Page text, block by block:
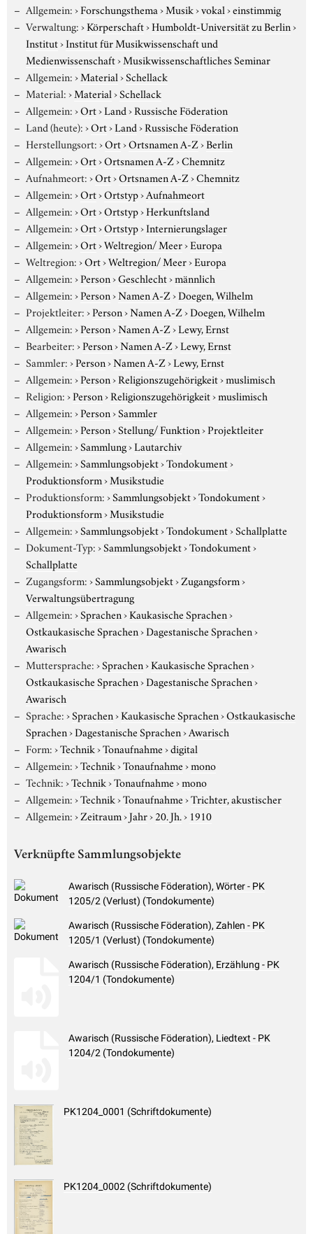
Allgemein:›Forschungsthema›Musik›vokal›einstimmig
Verwaltung:›Körperschaft›Humboldt-Universität zu Berlin›
Institut›Institut für Musikwissenschaft und
Medienwissenschaft›Musikwissenschaftliches Seminar
Allgemein:›Material›Schellack
Material:›Material›Schellack
Allgemein:›Ort›Land›Russische Föderation
Land (heute):›Ort›Land›Russische Föderation
Herstellungsort:›Ort›Ortsnamen A-Z›Berlin
Allgemein:›Ort›Ortsnamen A-Z›Chemnitz
Aufnahmeort:›Ort›Ortsnamen A-Z›Chemnitz
Allgemein:›Ort›Ortstyp›Aufnahmeort
Allgemein:›Ort›Ortstyp›Herkunftsland
Allgemein:›Ort›Ortstyp›Internierungslager
Allgemein:›Ort›Weltregion/ Meer›Europa
Weltregion:›Ort›Weltregion/ Meer›Europa
Allgemein:›Person›Geschlecht›männlich
Allgemein:›Person›Namen A-Z›Doegen, Wilhelm
Projektleiter:›Person›Namen A-Z›Doegen, Wilhelm
Allgemein:›Person›Namen A-Z›Lewy, Ernst
Bearbeiter:›Person›Namen A-Z›Lewy, Ernst
Sammler:›Person›Namen A-Z›Lewy, Ernst
Allgemein:›Person›Religionszugehörigkeit›muslimisch
Religion:›Person›Religionszugehörigkeit›muslimisch
Allgemein:›Person›Sammler
Allgemein:›Person›Stellung/ Funktion›Projektleiter
Allgemein:›Sammlung›Lautarchiv
Allgemein:›Sammlungsobjekt›Tondokument›
Produktionsform›Musikstudie
Produktionsform:›Sammlungsobjekt›Tondokument›
Produktionsform›Musikstudie
Allgemein:›Sammlungsobjekt›Tondokument›Schallplatte
Dokument-Typ:›Sammlungsobjekt›Tondokument›
Schallplatte
Zugangsform:›Sammlungsobjekt›Zugangsform›
Verwaltungsübertragung
Allgemein:›Sprachen›Kaukasische Sprachen›
Ostkaukasische Sprachen›Dagestanische Sprachen›
Awarisch
Muttersprache:›Sprachen›Kaukasische Sprachen›
Ostkaukasische Sprachen›Dagestanische Sprachen›
Awarisch
Sprache:›Sprachen›Kaukasische Sprachen›Ostkaukasische
Sprachen›Dagestanische Sprachen›Awarisch
Form:›Technik›Tonaufnahme›digital
Allgemein:›Technik›Tonaufnahme›mono
Technik:›Technik›Tonaufnahme›mono
Allgemein:›Technik›Tonaufnahme›Trichter, akustischer
Allgemein:›Zeitraum›Jahr›20. Jh.› 1910
Verknüpfte Sammlungsobjekte
Awarisch (Russische Föderation), Wörter - PK
1205/2 (Verlust) (Tondokumente)
Awarisch (Russische Föderation), Zahlen - PK
1205/1 (Verlust) (Tondokumente)
Awarisch (Russische Föderation), Erzählung - PK
1204/1 (Tondokumente)
Awarisch (Russische Föderation), Liedtext - PK
1204/2 (Tondokumente)
PK1204_0001 (Schriftdokumente)
PK1204_0002 (Schriftdokumente)